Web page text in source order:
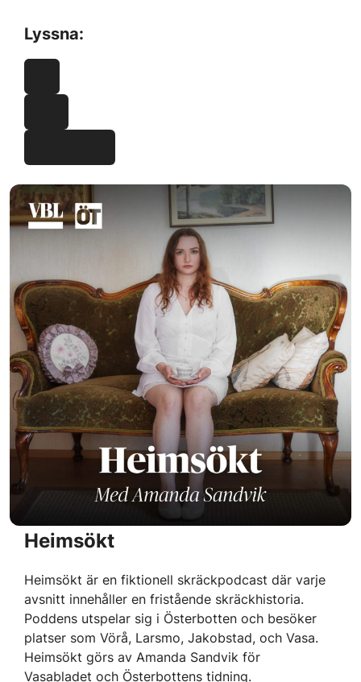
Lyssna:
VBL
Spotify
Apple Podcast
Heimsökt
Heimsökt är en fiktionell skräckpodcast där varje
avsnitt innehåller en fristående skräckhistoria.
Poddens utspelar sig i Österbotten och besöker
platser som Vörå, Larsmo, Jakobstad, och Vasa.
Heimsökt görs av Amanda Sandvik för
Vasabladet och Österbottens tidning.